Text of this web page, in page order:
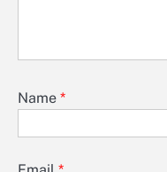
Name *